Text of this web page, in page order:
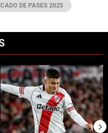
DE PASES 2025
"River se juega el todo por el
Un artículo de tendencia con el